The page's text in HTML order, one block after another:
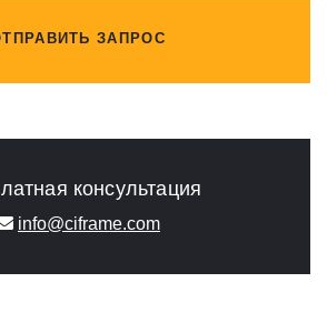
консультация
info@ciframe.com
ЗАПРОС